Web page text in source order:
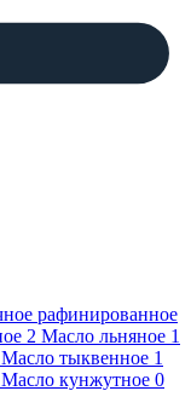
рафинированное
2 Масло льняное 1
Масло тыквенное 1
Масло кунжутное 0